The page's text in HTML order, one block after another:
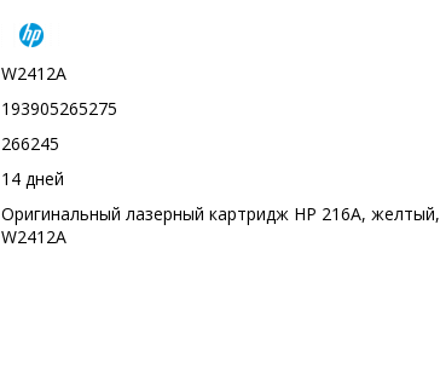
W2412A
193905265275
266245
14 дней
Оригинальный лазерный картридж HP 216A, желтый,
W2412A